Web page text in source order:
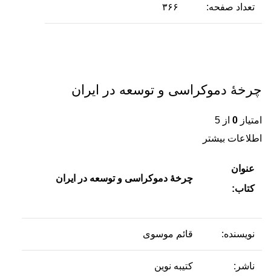
تعداد صفحه: ۳۶۶
چرخۀ دموکراسی و توسعه در ایران
امتیاز 0 از 5
اطلاعات بیشتر
عنوان
کتاب:
چرخۀ دموکراسی و توسعه در ایران
نویسنده: قائم موسوی
ناشر: کتیبه نوین